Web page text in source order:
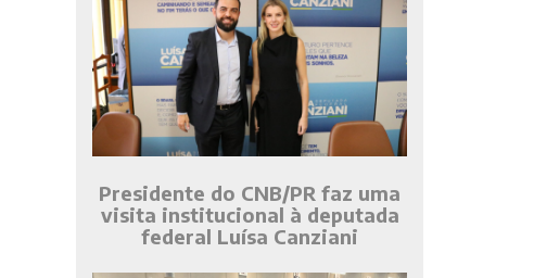
Presidente do CNB/PR faz uma
visita institucional à deputada
federal Luísa Canziani